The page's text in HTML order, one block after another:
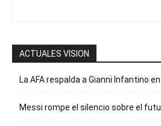
ACTUALES VISION
La AFA respalda a Gianni Infantino
Messi rompe el silencio sobre el